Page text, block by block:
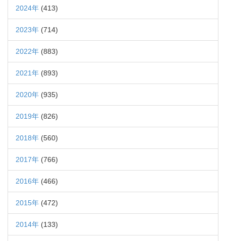
2024年 (413)
2023年 (714)
2022年 (883)
2021年 (893)
2020年 (935)
2019年 (826)
2018年 (560)
2017年 (766)
2016年 (466)
2015年 (472)
2014年 (133)